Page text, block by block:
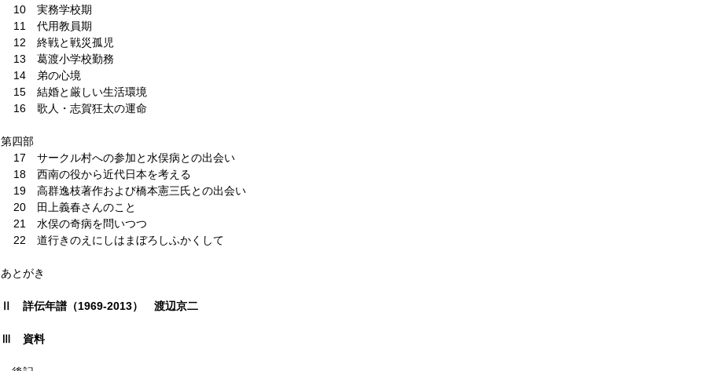
10 実務学校期
11 代用教員期
12 終戦と戦災孤児
13 葛渡小学校勤務
14 弟の心境
15 結婚と厳しい生活環境
16 歌人・志賀狂太の運命
第四部
17 サークル村への参加と水俣病との出会い
18 西南の役から近代日本を考える
19 高群逸枝著作および橋本憲三氏との出会い
20 田上義春さんのこと
21 水俣の奇病を問いつつ
22 道行きのえにしはまぼろしふかくして
あとがき
Ⅱ 詳伝年譜（1969-2013） 渡辺京二
Ⅲ 資料